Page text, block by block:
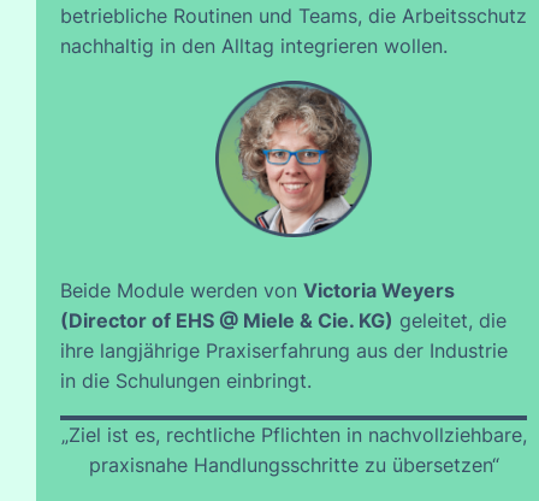
betriebliche Routinen und Teams, die Arbeitsschutz
nachhaltig in den Alltag integrieren wollen.
Beide Module werden von Victoria Weyers
(Director of EHS @ Miele & Cie. KG) geleitet, die
ihre langjährige Praxiserfahrung aus der Industrie
in die Schulungen einbringt.
„Ziel ist es, rechtliche Pflichten in nachvollziehbare,
praxisnahe Handlungsschritte zu übersetzen“